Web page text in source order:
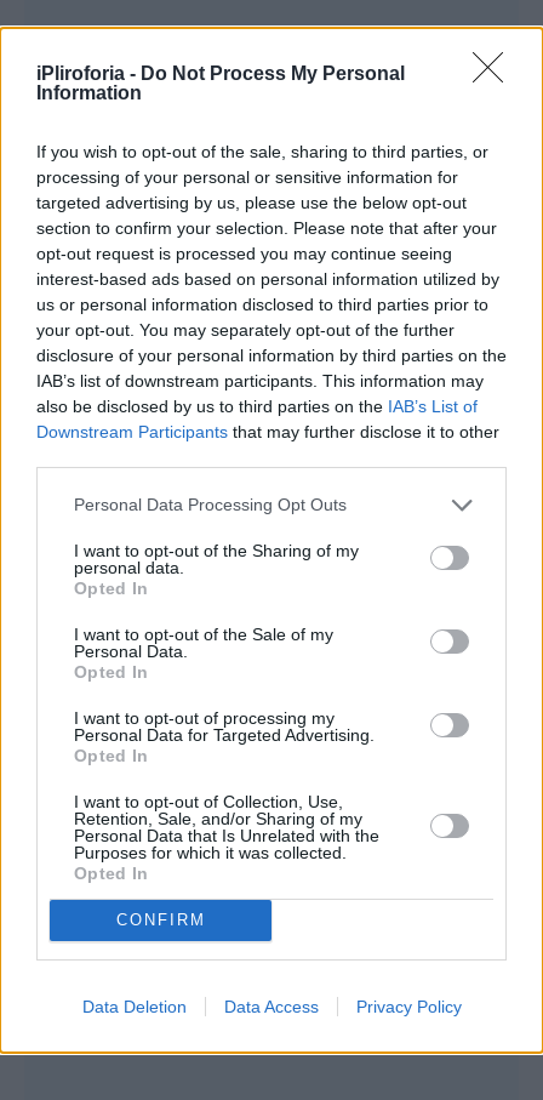
iPliroforia - Do Not Process My Personal
Information
If you wish to opt-out of the sale, sharing to third parties, or
processing of your personal or sensitive information for
targeted advertising by us, please use the below opt-out
section to confirm your selection. Please note that after your
opt-out request is processed you may continue seeing
interest-based ads based on personal information utilized by
us or personal information disclosed to third parties prior to
your opt-out. You may separately opt-out of the further
disclosure of your personal information by third parties on the
IAB’s list of downstream participants. This information may
also be disclosed by us to third parties on the IAB’s List of
Downstream Participants that may further disclose it to other
Personal Data Processing Opt Outs
I want to opt-out of the Sharing of my
personal data.
Opted In
I want to opt-out of the Sale of my
Personal Data.
Opted In
I want to opt-out of processing my
Personal Data for Targeted Advertising.
Opted In
I want to opt-out of Collection, Use,
Retention, Sale, and/or Sharing of my
Personal Data that Is Unrelated with the
Purposes for which it was collected.
Opted In
CONFIRM
Data Deletion Data Access Privacy Policy
Δήμητρα Δερζέκου: «Λέω τη δική μου
Συνεντεύξεις 18/11/2025
Τζεφ Μοντάνα: «Κανένας δεν μπορεί
να σου πει ποιος είσαι»